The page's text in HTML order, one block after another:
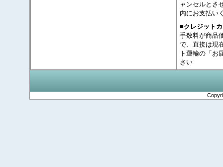
ャンセルとさ
内にお支払い
■クレジット
手数料が商品
で、直接は現
ト運輸の「お
さい